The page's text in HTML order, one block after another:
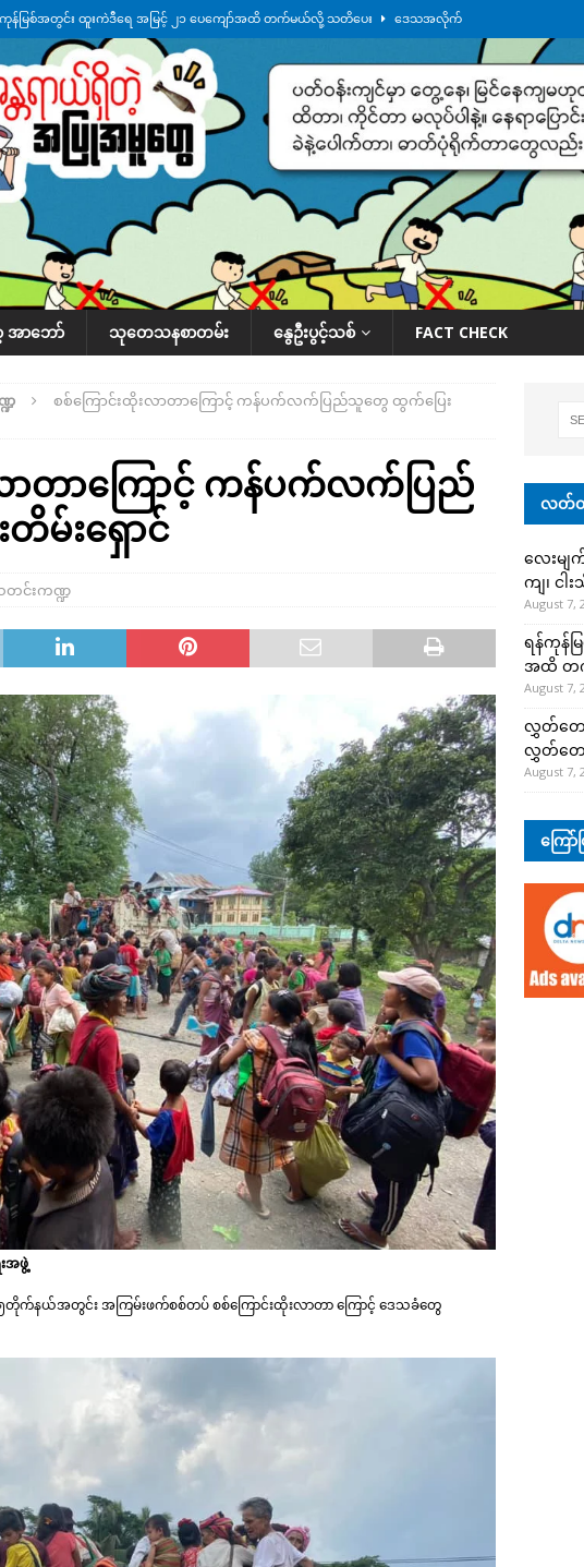
န်မြစ်အတွင်း ထူးကဲဒီရေ အ​မြင့် ၂၁ ပေကျော်အထိ တက်မယ်လို့ သတိပေး ဒေသအလိုက်
တော်ကို ရောက်လာတဲ့ ဦးမင်အောင်လှိုင်ကို ထိုင်းလွှတ်တော်အမတ် အော်ဟစ်ဆန္ဒပြ
ျိုးပြီး ခုနှစ်ရက်မြောက်နေ့မှာ ငသိုင်းချောင်းမြို့ကို ရေစတင်ရောက်ရှိ ဒေသအလိုက် သတင်း
းမျက်နှာမှာ ရေဘေးကူနေတဲ့ ငသိုင်းချောင်းဒေသခံ လူငယ်တဦး ရေစီးနဲ့မျောပါသေဆုံး
မျက်နှာ၊ အိုင်သပြုအနီးတဝိုက် ရေအနည်းငယ် ပြန်ကျ၊ ငါးသိုင်းချောင်းမြို့ပေါ် ရေတက်
ဍ
ာဘော် သုတေသနစာတမ်း နွေဦးပွင့်သစ် FACT CHECK
စစ်ကြောင်းထိုးလာတာကြောင့် ကန်ပက်လက်ပြည်သူတွေ ထွက်ပြေး
ာတာကြောင့် ကန်ပက်လက်ပြည်
မ်းရှောင်
င်းကဏ္ဍ
အဖွဲ့
က်နယ်အတွင်း အကြမ်းဖက်စစ်တပ် စစ်ကြောင်းထိုးလာတာ ကြောင့် ဒေသခံတွေ
လတ်တ
လေးမျ
ကျ၊ ငါ
August 7,
ရန်ကုန်မ
အထိ တ
August 7,
လွှတ်တေ
လွှတ်တေ
August 7,
ကြော်